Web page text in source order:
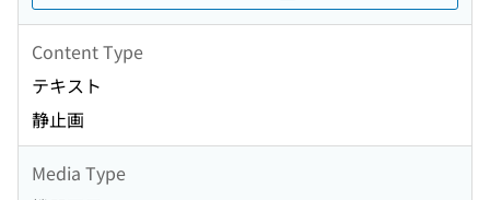
Content Type
テキスト
静止画
Media Type